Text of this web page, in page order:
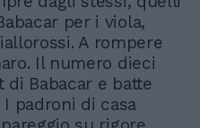
per i viola,
A rompere
Il numero dieci
Babacar e batte
padroni di casa